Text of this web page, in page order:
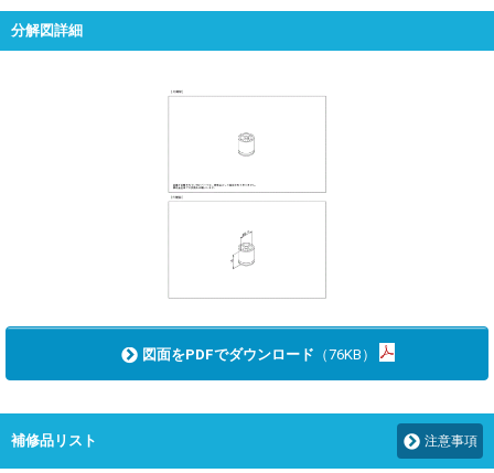
分解図詳細
図面をPDFでダウンロード （76KB）
補修品リスト 注意事項